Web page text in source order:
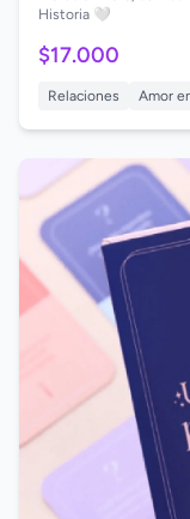
Historia 🤍
$17.000
Relaciones Amor